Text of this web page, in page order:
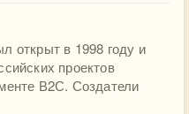
открыт в 1998 году и
проектов
В2С. Создатели